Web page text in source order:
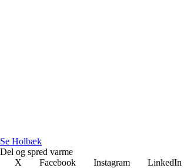
Se Holbæk
Del og spred varme
X
Facebook Instagram LinkedIn